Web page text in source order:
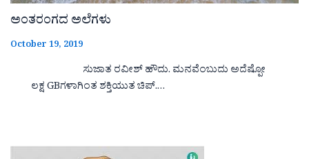
ಅಂತರಂಗದ ಅಲೆಗಳು
October 19, 2019
ಸುಜಾತ ರವೀಶ್ ಹೌದು. ಮನವೆಂಬುದು ಅದೆಷ್ಪೋ
ಲಕ್ಷ GBಗಳಾಗಿಂತ ಶಕ್ತಿಯುತ ಚಿಪ್.…